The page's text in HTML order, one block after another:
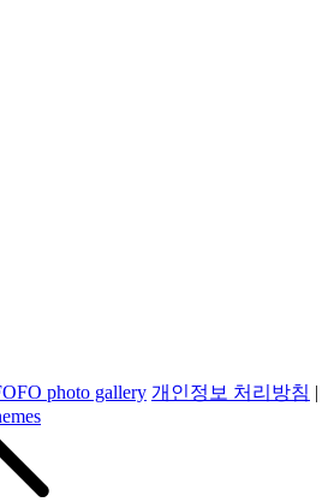
photo gallery 개인정보 처리방침 |